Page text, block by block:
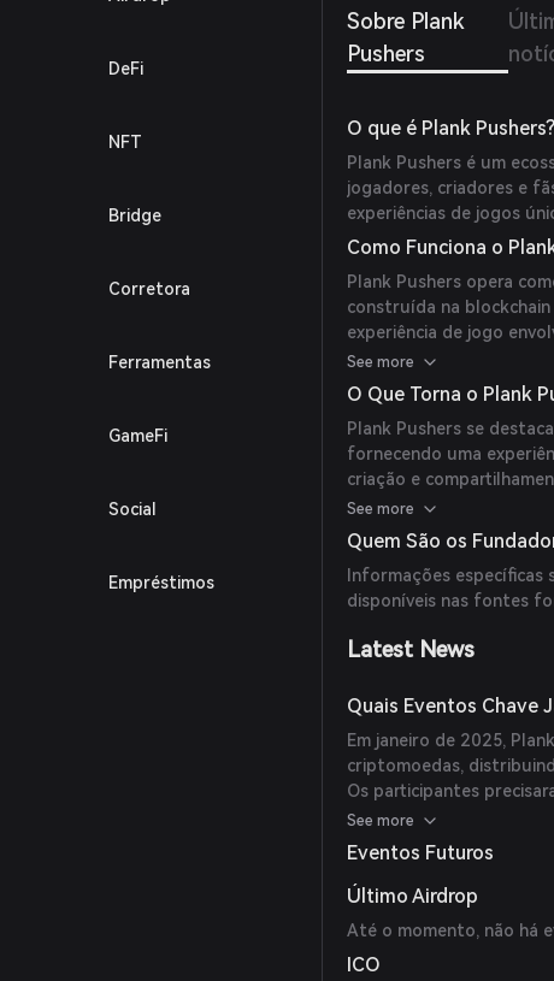
DeFi
NFT
Bridge
Corretora
Ferramentas
GameFi
Social
Empréstimos
Sobre Plank
Pushers
O que é Plank Pushers?
Plank Pushers é um
jogadores, criadores e
experiências de jogos
Como Funciona o
Plank Pushers opera
construída na
experiência de jogo
baseada em habilidade
ganhem criptomoedas e
um jogo imersivo. (
See more
O Que Torna o Plank
Plank Pushers se
fornecendo uma
criação e
promove um ambiente
beneficiar do ecossistema.
See more
Quem São os
Informações
disponíveis nas fontes
Latest News
Quais Eventos Chave
Em janeiro de 2025,
criptomoedas,
Os participantes
grupo do Telegram e
See more
Eventos Futuros
Último Airdrop
Até o momento, não há
ICO